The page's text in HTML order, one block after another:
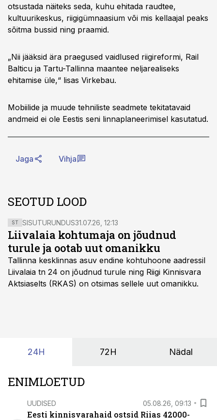
otsustada näiteks seda, kuhu ehitada raudtee,
kultuurikeskus, riigigümnaasium või mis kellaajal peaks
sõitma bussid ning praamid.
„Nii jääksid ära praegused vaidlused riigireformi, Rail
Balticu ja Tartu-Tallinna maantee neljarealiseks
ehitamise üle,“ lisas Virkebau.
Mobiilide ja muude tehniliste seadmete tekitatavaid
andmeid ei ole Eestis seni linnaplaneerimisel kasutatud.
Jaga Vihja
SEOTUD LOOD
ST SISUTURUNDUS31.07.26, 12:13
Liivalaia kohtumaja on jõudnud
turule ja ootab uut omanikku
Tallinna kesklinnas asuv endine kohtuhoone aadressil
Liivalaia tn 24 on jõudnud turule ning Riigi Kinnisvara
Aktsiaselts (RKAS) on otsimas sellele uut omanikku.
24H 72H Nädal
ENIMLOETUD
UUDISED 05.08.26, 09:13
Eesti kinnisvarahaid ostsid Riias 42000-